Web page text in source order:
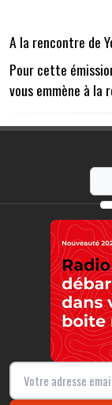
A la rencontre de
Pour cette
vous emmène à la